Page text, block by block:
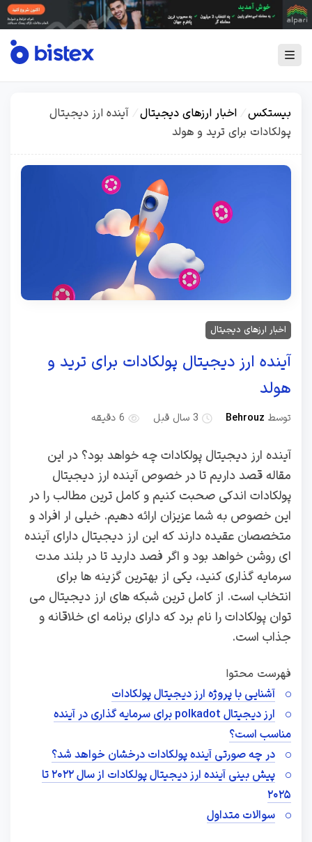
بیستکس اخبار ارزهای دیجیتال
آینده ارز دیجیتال
پولکادات برای ترید و هولد
اخبار ارزهای دیجیتال
آینده ارز دیجیتال پولکادات برای ترید و
هولد
توسط Behrouz 3 سال قبل 6 دقیقه
آینده ارز دیجیتال پولکادات چه خواهد بود؟ در این
مقاله قصد داریم تا در خصوص آینده ارز دیجیتال
پولکادات اندکی صحبت کنیم و کامل ترین مطالب را در
این خصوص به شما عزیزان ارائه دهیم. خیلی ار افراد و
متخصصان عقیده دارند که این ارز دیجیتال دارای آینده
ای روشن خواهد بود و اگر فصد دارید تا در بلند مدت
سرمایه گذاری کنید، یکی از بهترین گزینه ها برای
انتخاب است. از کامل ترین شبکه های ارز دیجیتال می
توان پولکادات را نام برد که دارای برنامه ای خلاقانه و
جذاب است.
فهرست محتوا
آشنایی با پروژه ارز دیجیتال پولکادات
ارز دیجیتال polkadot برای سرمایه گذاری در آینده
مناسب است؟
در چه صورتی آینده پولکادات درخشان خواهد شد؟
پیش‌ بینی آینده ارز دیجیتال پولکادات از سال ۲۰۲۲ تا
۲۰۲۵
سوالات متداول